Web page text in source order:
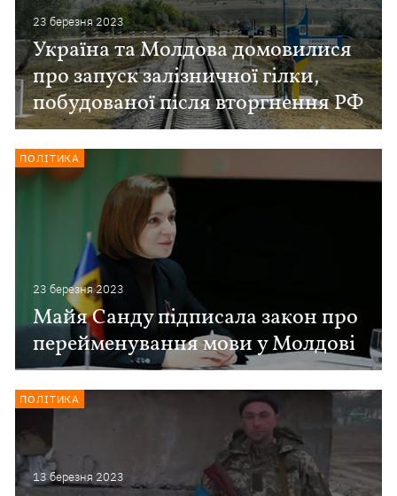
23 березня 2023
Україна та Молдова домовилися
про запуск залізничної гілки,
побудованої після вторгнення РФ
23 березня 2023
Майя Санду підписала закон про
перейменування мови у Молдові
ПОЛІТИКА
13 березня 2023
ПОЛІТИКА